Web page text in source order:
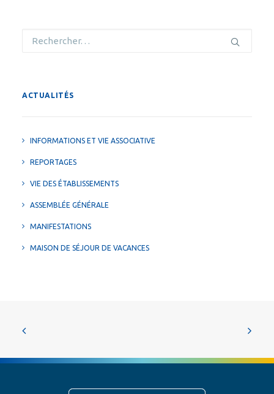
ACTUALITÉS
INFORMATIONS ET VIE ASSOCIATIVE
REPORTAGES
VIE DES ÉTABLISSEMENTS
ASSEMBLÉE GÉNÉRALE
MANIFESTATIONS
MAISON DE SÉJOUR DE VACANCES